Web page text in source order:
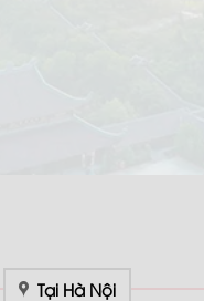
Tại Hà Nội